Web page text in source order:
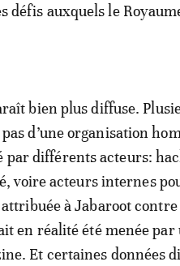
défis auxquels le
bien plus diffuse.
d’une organisation
par différents acteurs:
voire acteurs internes
à Jabaroot contre
en réalité été menée
Et certaines données